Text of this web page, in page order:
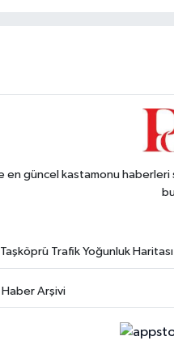
en güncel kastamonu
Taşköprü Trafik Yoğunluk Haritası
Haber Arşivi